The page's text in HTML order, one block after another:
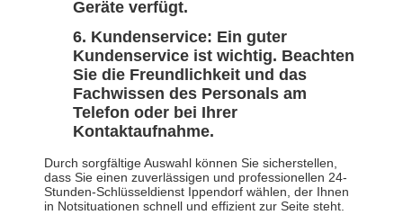
Geräte verfügt.
Kundenservice: Ein guter
Kundenservice ist wichtig. Beachten
Sie die Freundlichkeit und das
Fachwissen des Personals am
Telefon oder bei Ihrer
Kontaktaufnahme.
Durch sorgfältige Auswahl können Sie sicherstellen,
dass Sie einen zuverlässigen und professionellen 24-
Stunden-Schlüsseldienst Ippendorf wählen, der Ihnen
in Notsituationen schnell und effizient zur Seite steht.